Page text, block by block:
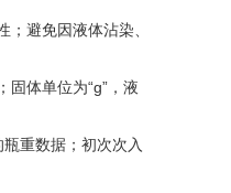
避免因液体沾染、
体单位为“g”，液
重数据；初次次入